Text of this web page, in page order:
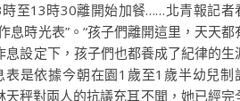
至13時30離開始加餐……北青報記者
息時光表”。“孩子們離開這里，天天都
息設定下，孩子們也都養成了紀律的生
表是依據今朝在園1歲至1歲半幼兒制
天秤對兩人的抗議充耳不聞，她已經完